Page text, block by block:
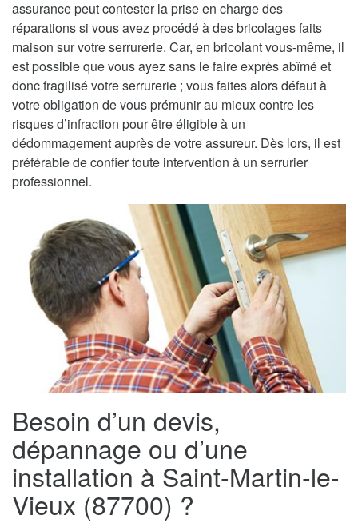
assurance peut contester la prise en charge des
réparations si vous avez procédé à des bricolages faits
maison sur votre serrurerie. Car, en bricolant vous-même, il
est possible que vous ayez sans le faire exprès abîmé et
donc fragilisé votre serrurerie ; vous faites alors défaut à
votre obligation de vous prémunir au mieux contre les
risques d’infraction pour être éligible à un
dédommagement auprès de votre assureur. Dès lors, il est
préférable de confier toute intervention à un serrurier
professionnel.
Besoin d’un devis,
dépannage ou d’une
installation à Saint-Martin-le-
Vieux (87700) ?